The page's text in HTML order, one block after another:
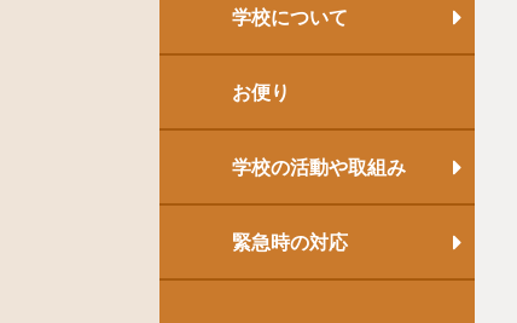
学校について
お便り
学校の活動や取組み
緊急時の対応